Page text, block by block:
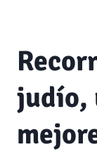
judío,